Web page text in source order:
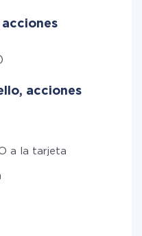
acciones
acciones
a la tarjeta